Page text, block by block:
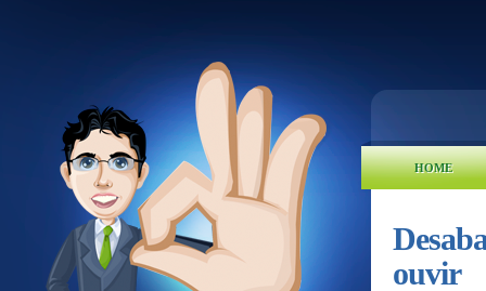
HOME
ouvir